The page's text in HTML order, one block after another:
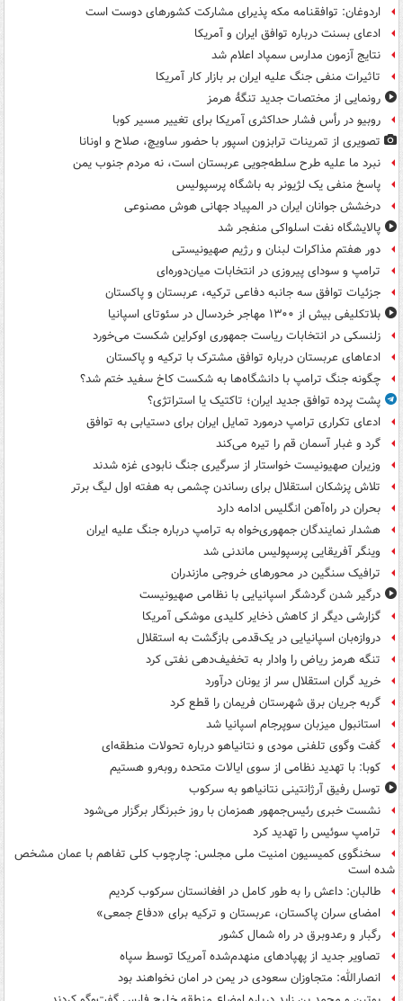
اردوغان: توافقنامه مکه پذیرای مشارکت کشورهای دوست است
ادعای بسنت درباره توافق ایران و آمریکا
نتایج آزمون مدارس سمپاد اعلام شد
تاثیرات منفی جنگ علیه ایران بر بازار کار آمریکا
رونمایی از مختصات جدید تنگۀ هرمز
روبیو در رأس فشار حداکثری آمریکا برای تغییر مسیر کوبا
تصویری از تمرینات ترابزون اسپور با حضور ساویچ، صلاح و اونانا
نبرد ما علیه طرح سلطه‌جویی عربستان است، نه مردم جنوب یمن
پاسخ منفی یک لژیونر به باشگاه پرسپولیس
درخشش جوانان ایران در المپیاد جهانی هوش مصنوعی
پالایشگاه نفت اسلواکی منفجر شد
دور هفتم مذاکرات لبنان و رژیم صهیونیستی
ترامپ و سودای پیروزی در انتخابات میان‌دوره‌ای
جزئیات توافق سه جانبه دفاعی ترکیه، عربستان و پاکستان
بلاتکلیفی بیش از ۱۳۰۰ مهاجر خردسال در سئوتای اسپانیا
زلنسکی در انتخابات ریاست جمهوری اوکراین شکست می‌خورد
ادعاهای عربستان درباره توافق مشترک با ترکیه و پاکستان
چگونه جنگ ترامپ با دانشگاه‌ها به شکست کاخ سفید ختم شد؟
پشت پرده توافق جدید ایران؛ تاکتیک یا استراتژی؟
ادعای تکراری ترامپ درمورد تمایل ایران برای دستیابی به توافق
گرد و غبار آسمان قم را تیره می‌کند
وزیران صهیونیست خواستار از سرگیری جنگ نابودی غزه شدند
تلاش پزشکان استقلال برای رساندن چشمی به هفته اول لیگ برتر
بحران در راه‌آهن انگلیس ادامه دارد
هشدار نمایندگان جمهوری‌خواه به ترامپ درباره جنگ علیه ایران
وینگر آفریقایی پرسپولیس ماندنی شد
ترافیک سنگین در محورهای خروجی مازندران
درگیر شدن گردشگر اسپانیایی با نظامی صهیونیست
گزارشی دیگر از کاهش ذخایر کلیدی موشکی آمریکا
دروازه‌بان اسپانیایی در یک‌قدمی بازگشت به استقلال
تنگه هرمز ریاض را وادار به تخفیف‌دهی نفتی کرد
خرید گران استقلال سر از یونان درآورد
گربه جریان برق شهرستان فریمان را قطع کرد
استانبول میزبان سوپرجام اسپانیا شد
گفت وگوی تلفنی مودی و نتانیاهو درباره تحولات منطقه‌ای
کوبا: با تهدید نظامی از سوی ایالات متحده روبه‌رو هستیم
توسل رفیق آرژانتینی نتانیاهو به سرکوب
نشست خبری رئیس‌جمهور همزمان با روز خبرنگار برگزار می‌شود
ترامپ سوئیس را تهدید کرد
سخنگوی کمیسیون امنیت ملی مجلس: چارچوب کلی تفاهم با عمان مشخص
شده است
طالبان: داعش را به طور کامل در افغانستان سرکوب کردیم
امضای سران پاکستان، عربستان و ترکیه برای «دفاع جمعی»
رگبار و رعدوبرق در راه شمال کشور
تصاویر جدید از پهپادهای منهدم‌شده آمریکا توسط سپاه
انصارالله: متجاوزان سعودی در یمن در امان نخواهند بود